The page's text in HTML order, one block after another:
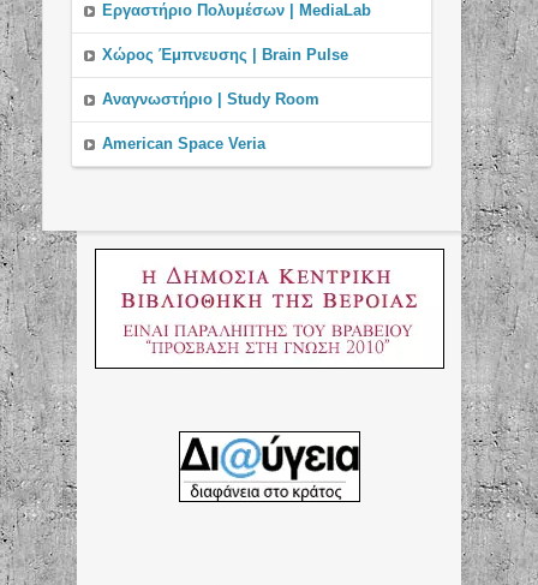
Εργαστήριo Πολυμέσων | MediaLab
Χώρος Έμπνευσης | Brain Pulse
Αναγνωστήριο | Study Room
American Space Veria